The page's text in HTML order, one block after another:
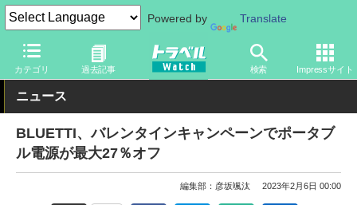
Powered by Translate
カテゴリ 過去記事 検索 Impressサイト
トラベル Watch 旅のアイテム 旅行グッズ 電気製品
ニュース
BLUETTI、バレンタインキャンペーンでポータブ
ル電源が最大27％オフ
編集部：彦坂颯汰 2023年2月6日 00:00